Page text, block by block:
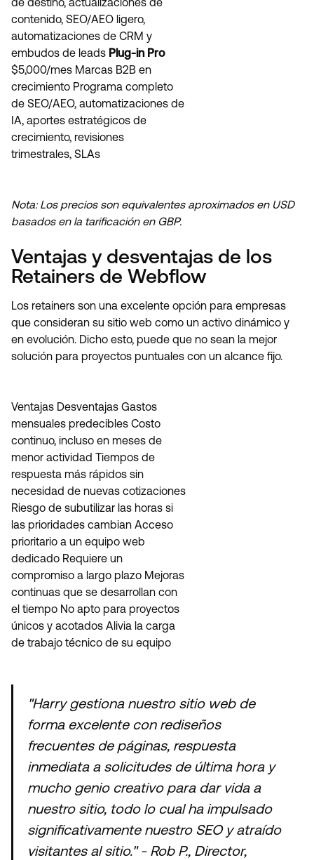
contenido, SEO/AEO ligero,
automatizaciones de CRM y
embudos de leads Plug-in Pro
$5,000/mes Marcas B2B en
crecimiento Programa completo
de SEO/AEO, automatizaciones de
IA, aportes estratégicos de
crecimiento, revisiones
trimestrales, SLAs
Nota: Los precios son equivalentes aproximados en USD
basados en la tarificación en GBP.
Ventajas y desventajas de los
Retainers de Webflow
Los retainers son una excelente opción para empresas
que consideran su sitio web como un activo dinámico y
en evolución. Dicho esto, puede que no sean la mejor
solución para proyectos puntuales con un alcance fijo.
Ventajas Desventajas Gastos
mensuales predecibles Costo
continuo, incluso en meses de
menor actividad Tiempos de
respuesta más rápidos sin
necesidad de nuevas cotizaciones
Riesgo de subutilizar las horas si
las prioridades cambian Acceso
prioritario a un equipo web
dedicado Requiere un
compromiso a largo plazo Mejoras
continuas que se desarrollan con
el tiempo No apto para proyectos
únicos y acotados Alivia la carga
de trabajo técnico de su equipo
"Harry gestiona nuestro sitio web de
forma excelente con rediseños
frecuentes de páginas, respuesta
inmediata a solicitudes de última hora y
mucho genio creativo para dar vida a
nuestro sitio, todo lo cual ha impulsado
significativamente nuestro SEO y atraído
visitantes al sitio." - Rob P., Director,